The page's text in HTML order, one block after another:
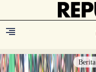
Berita